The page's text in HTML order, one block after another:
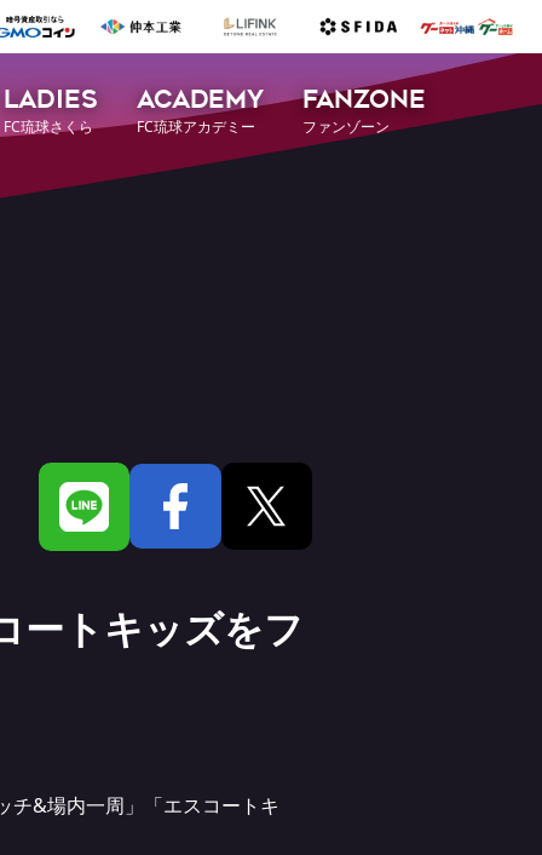
LADIES
FC琉球さくら
ACADEMY
FC琉球アカデミー
FANZONE
ファンゾーン
ートキッズをフ
チ&場内一周」「エスコートキ